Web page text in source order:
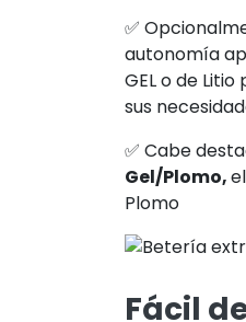
✅
autonomía
GEL o de
sus
✅ Cabe
Gel/Plomo,
Plomo
Fácil